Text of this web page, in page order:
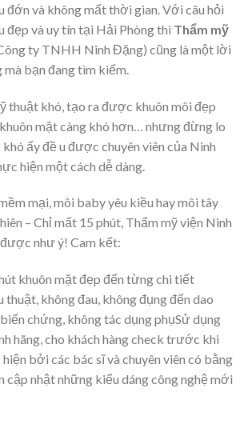
đớn và không mất thời gian. Với câu hỏi
đẹp và uy tín tại Hải Phòng thì Thẩm mỹ
ty TNHH Ninh Đặng) cũng là một lời
mà bạn đang tìm kiếm.
thuật khó, tạo ra được khuôn môi đẹp
mặt càng khó hơn… nhưng đừng lo
ấy đề u được chuyên viên của Ninh
hiện một cách dễ dàng.
mại, môi baby yêu kiều hay môi tây
– Chỉ mất 15 phút, Thẩm mỹ viện Ninh
như ý! Cam kết:
khuôn mặt đẹp đến từng chi tiết
thuật, không đau, không đụng đến dao
chứng, không tác dụng phụSử dụng
hãng, cho khách hàng check trước khi
bởi các bác sĩ và chuyên viên có bằng
cập nhật những kiểu dáng công nghệ mới